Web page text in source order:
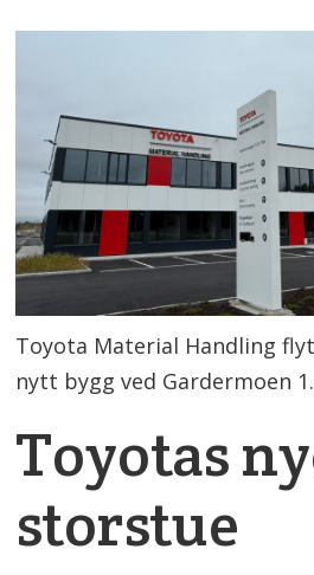
Toyota Material Handling
nytt bygg ved Gardermoen
Toyotas
storstue